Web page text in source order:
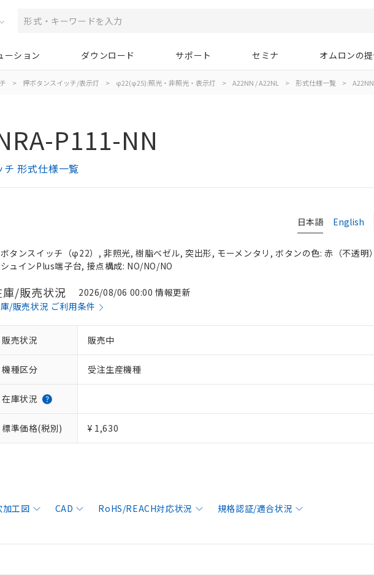
ーション ダウンロード サポート セミナ オムロンの
> 押ボタンスイッチ/表示灯 > φ22(φ25):照光・非照光・表示灯 > A22NN / A22NL > 形式仕様一覧 >
P111-NN
形式仕様一覧
日本語 English
タンスイッチ（φ22）, 非照光, 樹脂ベゼル, 突出形, モーメンタリ, ボタンの色: 赤（不透明
ュインPlus端子台, 接点構成: NO/NO/NO
庫/販売状況
2026/08/06 00:00 情報更新
/販売状況 ご利用条件
販売状況 販売中
機種区分 受注生産機種
在庫状況
標準価格(税別) ¥ 1,630
加工図 CAD RoHS/REACH対応状況 規格認証/適合状況